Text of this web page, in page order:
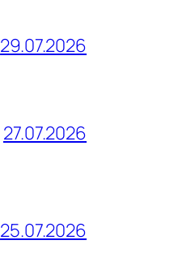
29.07.2026
27.07.2026
25.07.2026